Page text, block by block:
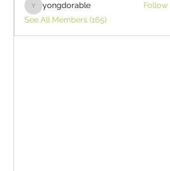
yongdorable
yongdorable
Follow
See All Members (165)